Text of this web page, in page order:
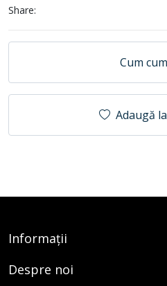
Share:
Cum
Adaugă
Informații
Despre noi